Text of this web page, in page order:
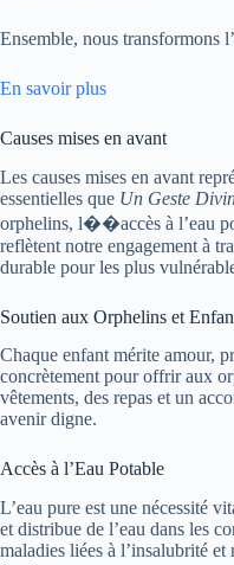
Ensemble, nous transformons
En savoir plus
Causes mises en avant
Les causes mises en avant
essentielles que Un Geste
orphelins, l��accès à l’eau
reflètent notre engagement à
durable pour les plus
Soutien aux Orphelins et
Chaque enfant mérite amour,
concrètement pour offrir aux
vêtements, des repas et un
avenir digne.
Accès à l’Eau Potable
L’eau pure est une nécessité
et distribue de l’eau dans les
maladies liées à l’insalubrité